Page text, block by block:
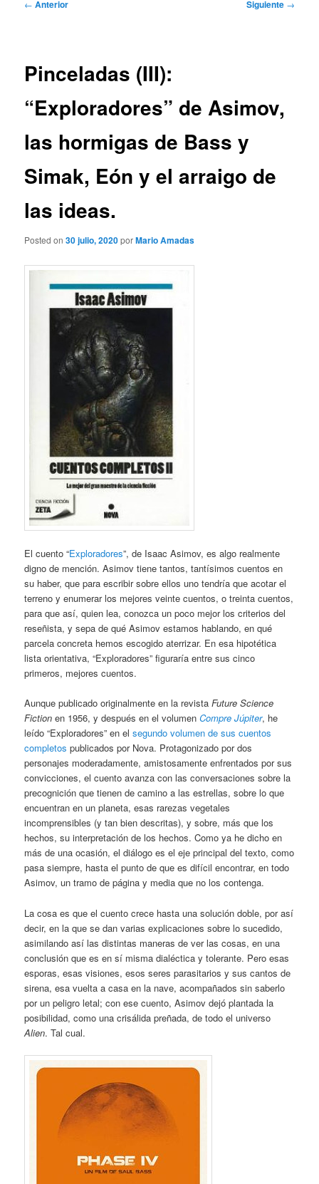
← Anterior Siguiente →
Pinceladas (III):
“Exploradores” de Asimov,
las hormigas de Bass y
Simak, Eón y el arraigo de
las ideas.
Posted on30 julio, 2020porMario Amadas
El cuento “Exploradores”, de Isaac Asimov, es algo realmente
digno de mención. Asimov tiene tantos, tantísimos cuentos en
su haber, que para escribir sobre ellos uno tendría que acotar el
terreno y enumerar los mejores veinte cuentos, o treinta cuentos,
para que así, quien lea, conozca un poco mejor los criterios del
reseñista, y sepa de qué Asimov estamos hablando, en qué
parcela concreta hemos escogido aterrizar. En esa hipotética
lista orientativa, “Exploradores” figuraría entre sus cinco
primeros, mejores cuentos.
Aunque publicado originalmente en la revistaFuture Science
Fiction en 1956, y después en el volumenCompre Júpiter, he
leído “Exploradores” en elsegundo volumen de sus cuentos
completos publicados por Nova. Protagonizado por dos
personajes moderadamente, amistosamente enfrentados por sus
convicciones, el cuento avanza con las conversaciones sobre la
precognición que tienen de camino a las estrellas, sobre lo que
encuentran en un planeta, esas rarezas vegetales
incomprensibles (y tan bien descritas), y sobre, más que los
hechos, su interpretación de los hechos. Como ya he dicho en
más de una ocasión, el diálogo es el eje principal del texto, como
pasa siempre, hasta el punto de que es difícil encontrar, en todo
Asimov, un tramo de página y media que no los contenga.
La cosa es que el cuento crece hasta una solución doble, por así
decir, en la que se dan varias explicaciones sobre lo sucedido,
asimilando así las distintas maneras de ver las cosas, en una
conclusión que es en sí misma dialéctica y tolerante. Pero esas
esporas, esas visiones, esos seres parasitarios y sus cantos de
sirena, esa vuelta a casa en la nave, acompañados sin saberlo
por un peligro letal; con ese cuento, Asimov dejó plantada la
posibilidad, como una crisálida preñada, de todo el universo
Alien. Tal cual.